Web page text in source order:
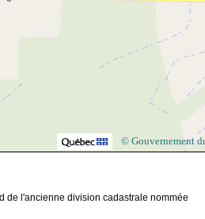
© Gouvernement
de l'ancienne division cadastrale nommée